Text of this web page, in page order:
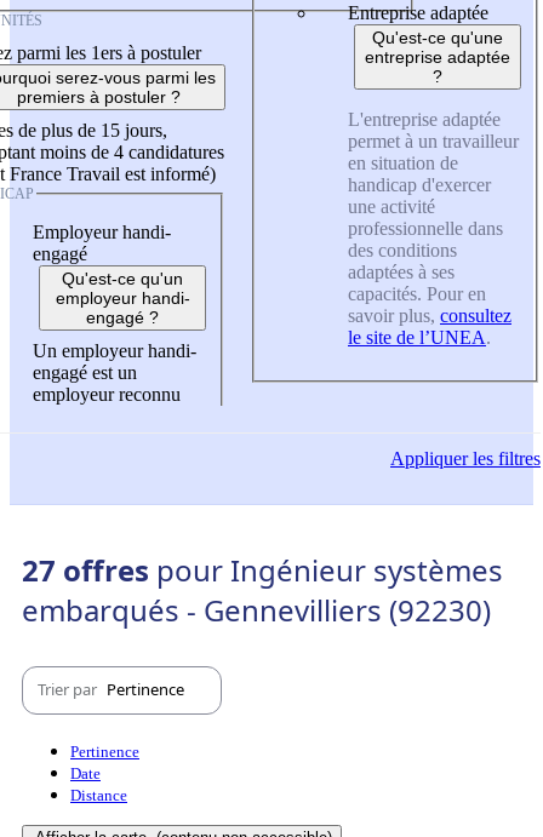
parmi les 1ers à postuler
serez-vous parmi les
premiers à postuler ?
de plus de 15 jours,
moins de 4 candidatures
France Travail est informé)
Employeur handi-
engagé
Qu'est-ce qu'un
employeur handi-
engagé ?
Un employeur handi-
engagé est un
employeur reconnu
Entreprise adaptée
Qu'est-ce qu'une
entreprise adaptée
?
L'entreprise adaptée
permet à un travailleur
en situation de
handicap d'exercer
une activité
professionnelle dans
des conditions
adaptées à ses
capacités. Pour en
savoir plus, consultez
le site de l’UNEA.
Appliquerles filtres
27 offres pour Ingénieur systèmes
embarqués - Gennevilliers (92230)
Trier par Pertinence
Pertinence
Date
Distance